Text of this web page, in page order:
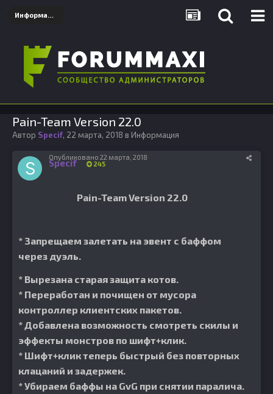
Информация
Pain-Team Version 22.0
Автор Specif, 22 марта, 2018 в Информация
Specif 245
Опубликовано 22 марта, 2018
Pain-Team Version 22.0
* Запрещаем залетать на эвент с баффом
через дуэль.
* Вырезана старая защита котов.
* Переработан и почищен от мусора
контроллер клиентских пакетов.
* Добавлена возможность смотреть скилы и
эффекты монстров по шифт+клик.
* Шифт+клик теперь быстрый без повторных
клацаний и задержек.
* Убираем баффы на GvG при снятии паралича.